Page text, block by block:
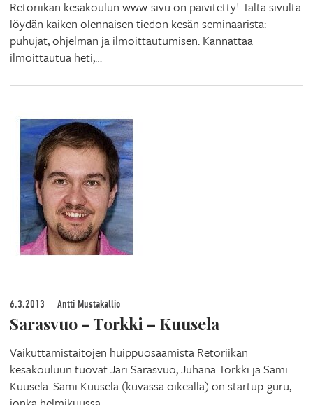
Retoriikan kesäkoulun www-sivu on päivitetty! Tältä sivulta
löydän kaiken olennaisen tiedon kesän seminaarista:
puhujat, ohjelman ja ilmoittautumisen. Kannattaa
ilmoittautua heti,…
6.3.2013 Antti Mustakallio
Sarasvuo – Torkki – Kuusela
Vaikuttamistaitojen huippuosaamista Retoriikan
kesäkouluun tuovat Jari Sarasvuo, Juhana Torkki ja Sami
Kuusela. Sami Kuusela (kuvassa oikealla) on startup-guru,